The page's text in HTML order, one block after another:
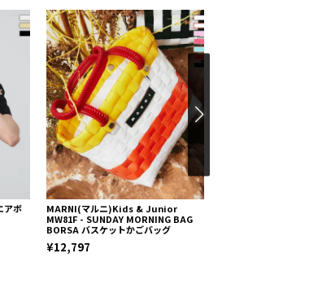
アボ
MARNI(マルニ)Kids & Junior
MW81F - SUNDAY MORNING BAG
BORSA バスケットかごバッグ
¥12,797